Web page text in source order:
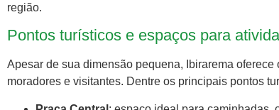
região.
Pontos turísticos e espaços para
Apesar de sua dimensão pequena, Ibirarema
moradores e visitantes. Dentre os principais pontos